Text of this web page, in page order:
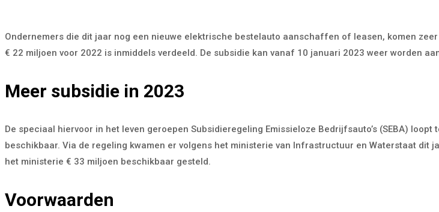
Ondernemers die dit jaar nog een nieuwe elektrische bestelauto aanschaffen of leasen, komen
€ 22 miljoen voor 2022 is inmiddels verdeeld. De subsidie kan vanaf 10 januari 2023 weer worden
Meer subsidie in 2023
De speciaal hiervoor in het leven geroepen Subsidieregeling Emissieloze Bedrijfsauto’s (SEBA) loopt
beschikbaar. Via de regeling kwamen er volgens het ministerie van Infrastructuur en Waterstaat dit
het ministerie € 33 miljoen beschikbaar gesteld.
Voorwaarden